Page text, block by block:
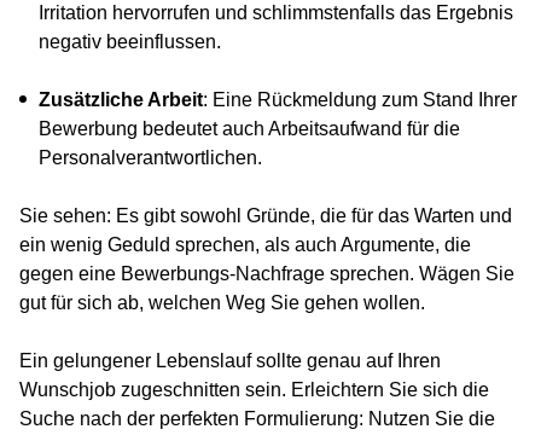
Irritation hervorrufen und schlimmstenfalls das Ergebnis
negativ beeinflussen.
Zusätzliche Arbeit: Eine Rückmeldung zum Stand Ihrer
Bewerbung bedeutet auch Arbeitsaufwand für die
Personalverantwortlichen.
Sie sehen: Es gibt sowohl Gründe, die für das Warten und
ein wenig Geduld sprechen, als auch Argumente, die
gegen eine Bewerbungs-Nachfrage sprechen. Wägen Sie
gut für sich ab, welchen Weg Sie gehen wollen.
Ein gelungener Lebenslauf sollte genau auf Ihren
Wunschjob zugeschnitten sein. Erleichtern Sie sich die
Suche nach der perfekten Formulierung: Nutzen Sie die